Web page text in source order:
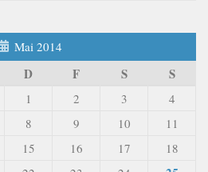
Mai 2014
D F S S
1 2 3
4
8 9 10
11
15 16 17
18